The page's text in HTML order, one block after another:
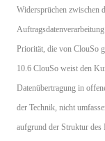
Widersprüchen zwischen
Priorität, die von ClouSo
10.6 ClouSo weist den
Datenübertragung in
der Technik, nicht
aufgrund der Struktur des